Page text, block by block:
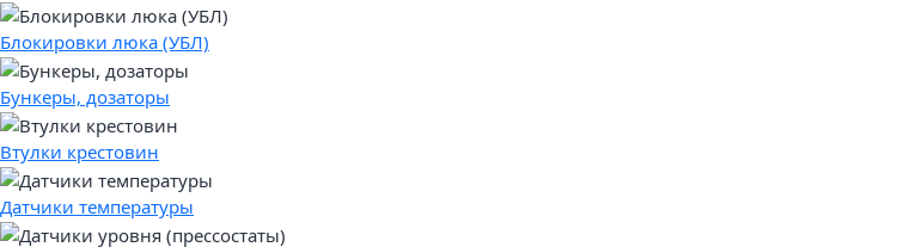
Блокировки люка (УБЛ)
Бункеры, дозаторы
Втулки крестовин
Датчики температуры